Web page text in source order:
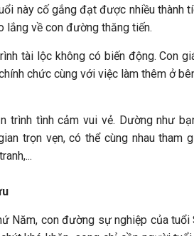
này cố gắng đạt được nhiều thành
lắng về con đường thăng tiến.
tài lộc không có biến động. Con
chức cùng với việc làm thêm ở
trình tình cảm vui vẻ. Dường như
trọn vẹn, có thể cùng nhau tham
Năm, con đường sự nghiệp của